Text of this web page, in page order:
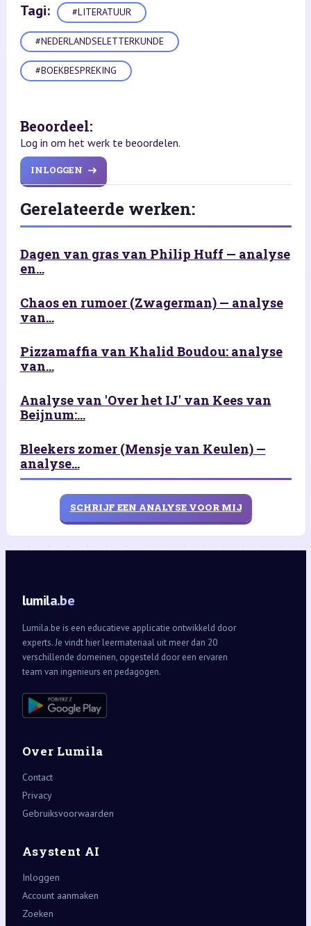
Tagi: #LITERATUUR
#NEDERLANDSELETTERKUNDE
#BOEKBESPREKING
Beoordeel:
Log in om het werk te beoordelen.
INLOGGEN
Gerelateerde werken:
Dagen van gras van Philip Huff — analyse
en...
Chaos en rumoer (Zwagerman) — analyse
van...
Pizzamaffia van Khalid Boudou: analyse
van...
Analyse van 'Over het IJ' van Kees van
Beijnum:...
Bleekers zomer (Mensje van Keulen) —
analyse...
SCHRIJF EEN ANALYSE VOOR MIJ
lumila.be
Lumila.be is een educatieve applicatie ontwikkeld door
experts. Je vindt hier leermateriaal uit meer dan 20
verschillende domeinen, opgesteld door een ervaren
team van ingenieurs en pedagogen.
Over Lumila
Contact
Privacy
Gebruiksvoorwaarden
Asystent AI
Inloggen
Account aanmaken
Zoeken